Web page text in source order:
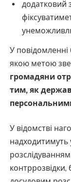
додатковий
У повідомленні
якою метою
громадяни
тим, як
У відомстві
надходитимуть